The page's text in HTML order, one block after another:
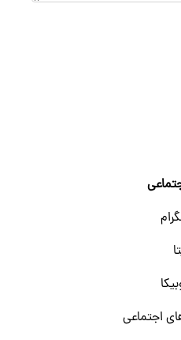
اجتماعی